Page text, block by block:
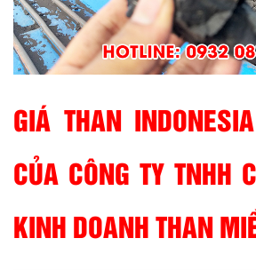
GIÁ THAN
CỦA CÔNG TY TNHH
KINH DOANH THAN